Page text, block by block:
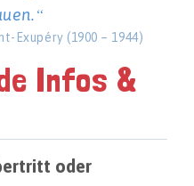
Exupéry (1900 – 1944)
Infos &
oder